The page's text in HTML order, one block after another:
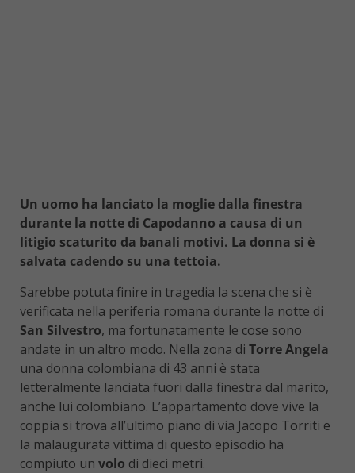
Un uomo ha lanciato la moglie dalla finestra
durante la notte di Capodanno a causa di un
litigio scaturito da banali motivi. La donna si è
salvata cadendo su una tettoia.
Sarebbe potuta finire in tragedia la scena che si è
verificata nella periferia romana durante la notte di
San Silvestro, ma fortunatamente le cose sono
andate in un altro modo. Nella zona di Torre Angela
una donna colombiana di 43 anni è stata
letteralmente lanciata fuori dalla finestra dal marito,
anche lui colombiano. L’appartamento dove vive la
coppia si trova all’ultimo piano di via Jacopo Torriti e
la malaugurata vittima di questo episodio ha
compiuto un volo di dieci metri.